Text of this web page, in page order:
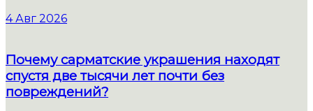
4 Авг 2026
Почему сарматские украшения находят
спустя две тысячи лет почти без
повреждений?